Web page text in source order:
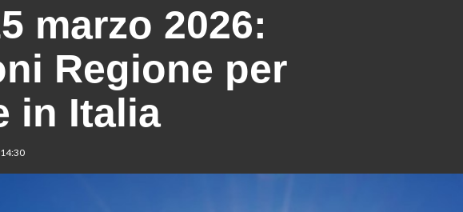
marzo 2026:
Regione per
in Italia